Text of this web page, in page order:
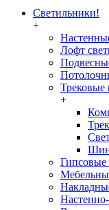
Светильники!
+
Лофт
Трековые
+
Гипсовые